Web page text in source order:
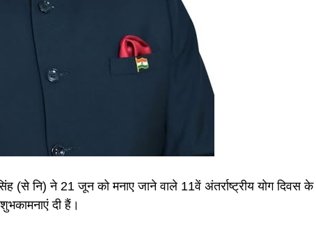
(से नि) ने 21 जून को मनाए जाने वाले 11वें अंतर्राष्ट्रीय योग दिवस के
दी हैं।